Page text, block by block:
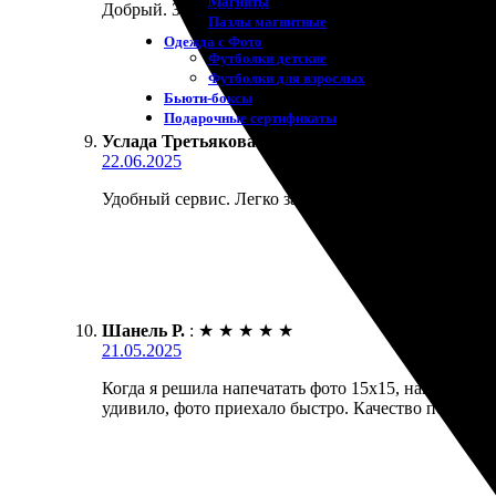
Пазлы магнитные
Одежда с Фото
Футболки детские
Футболки для взрослых
Бьюти-боксы
Подарочные сертификаты
Добрый. Заказала печать фото 15х15, всё
Услада Третьякова
22.06.2025
Удобный сервис. Легко загрузила фото, все
Шанель Р. : ★ ★ ★ ★ ★
21.05.2025
Когда я решила напечатать фото 15х15, нашла
удивило, фото приехало быстро. Качество печати